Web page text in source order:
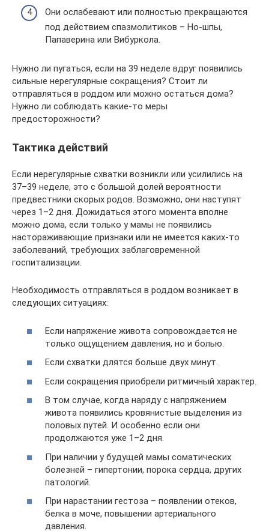
Они ослабевают или полностью прекращаются
под действием спазмолитиков – Но-шпы,
Папаверина или Вибуркола.
Нужно ли пугаться, если на 39 неделе вдруг появились
сильные нерегулярные сокращения? Стоит ли
отправляться в роддом или можно остаться дома?
Нужно ли соблюдать какие-то меры
предосторожности?
Тактика действий
Если нерегулярные схватки возникли или усилились на
37–39 неделе, это с большой долей вероятности
предвестники скорых родов. Возможно, они наступят
через 1–2 дня. Дожидаться этого момента вполне
можно дома, если только у мамы не появились
настораживающие признаки или не имеется каких-то
заболеваний, требующих заблаговременной
госпитализации.
Необходимость отправляться в роддом возникает в
следующих ситуациях:
Если напряжение живота сопровождается не
только ощущением давления, но и болью.
Если схватки длятся больше двух минут.
Если сокращения приобрели ритмичный характер.
В том случае, когда наряду с напряжением
живота появились кровянистые выделения из
половых путей. И особенно если они
продолжаются уже 1–2 дня.
При наличии у будущей мамы соматических
болезней – гипертонии, порока сердца, других
патологий.
При нарастании гестоза – появлении отеков,
белка в моче, повышении артериального
давления.